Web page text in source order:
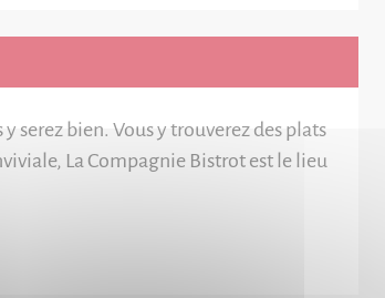
serez bien. Vous y trouverez des plats
La Compagnie Bistrot est le lieu